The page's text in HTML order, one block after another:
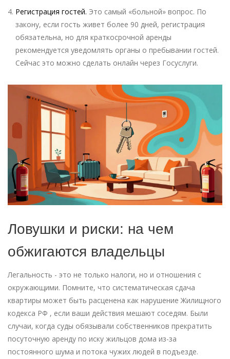
Регистрация гостей. Это самый «больной» вопрос. По
закону, если гость живет более 90 дней, регистрация
обязательна, но для краткосрочной аренды
рекомендуется уведомлять органы о пребывании гостей.
Сейчас это можно сделать онлайн через Госуслуги.
Ловушки и риски: на чем
обжигаются владельцы
Легальность - это не только налоги, но и отношения с
окружающими. Помните, что систематическая сдача
квартиры может быть расценена как нарушение Жилищного
кодекса РФ , если ваши действия мешают соседям. Были
случаи, когда суды обязывали собственников прекратить
посуточную аренду по иску жильцов дома из-за
постоянного шума и потока чужих людей в подъезде.